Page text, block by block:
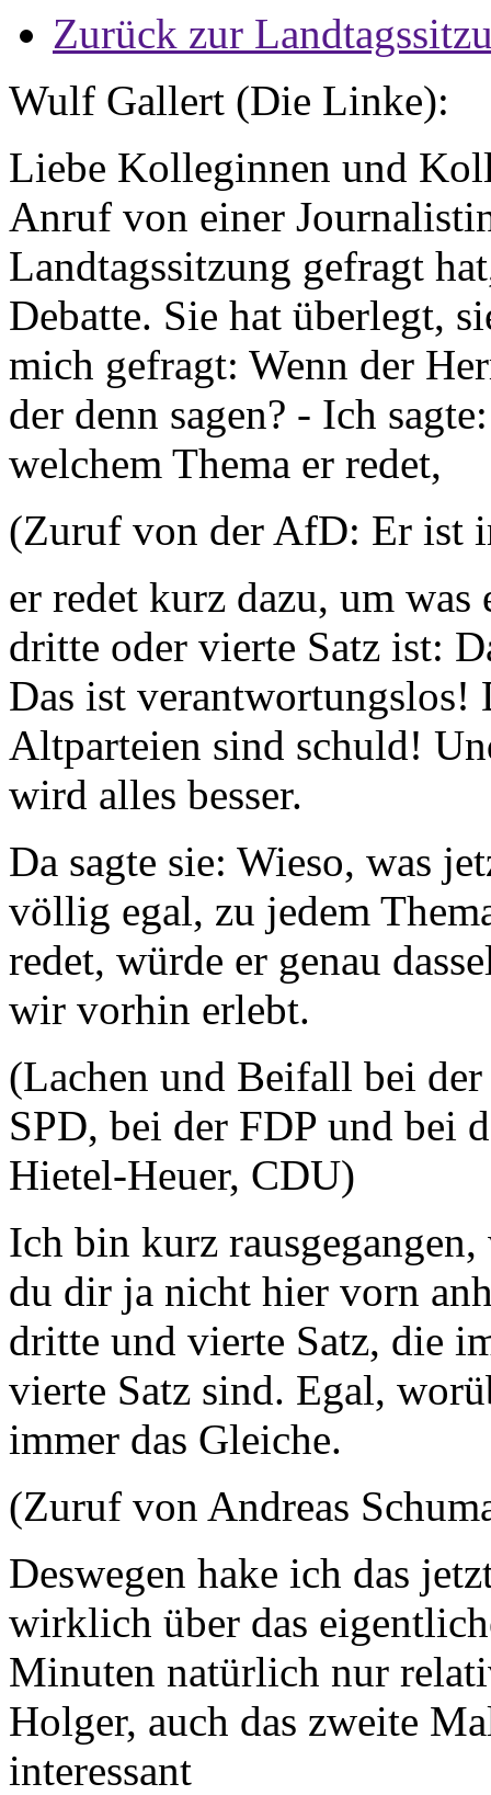
Zurück zur
Wulf Gallert (Die Linke):
Liebe Kolleginnen und
Anruf von einer
Landtagssitzung gefragt
Debatte. Sie hat überlegt,
mich gefragt: Wenn der
der denn sagen? - Ich
welchem Thema er redet,
(Zuruf von der AfD: Er ist
er redet kurz dazu, um was
dritte oder vierte Satz ist:
Das ist verantwortungslos!
Altparteien sind schuld!
wird alles besser.
Da sagte sie: Wieso, was
völlig egal, zu jedem
redet, würde er genau
wir vorhin erlebt.
(Lachen und Beifall bei
SPD, bei der FDP und bei
Hietel-Heuer, CDU)
Ich bin kurz
du dir ja nicht hier vorn
dritte und vierte Satz, die
vierte Satz sind. Egal,
immer das Gleiche.
(Zuruf von Andreas
Deswegen hake ich das
wirklich über das
Minuten natürlich nur
Holger, auch das zweite
interessant